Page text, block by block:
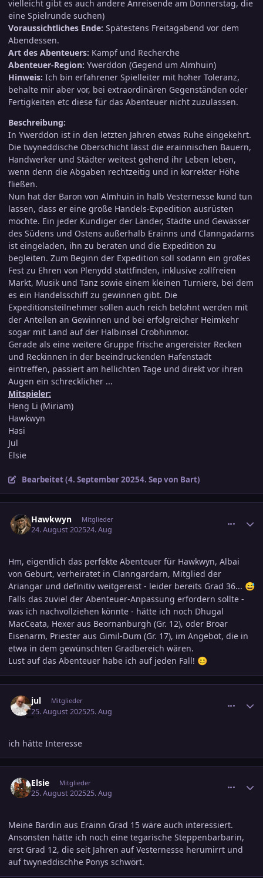
vielleicht gibt es auch andere Anreisende am Donnerstag, die
eine Spielrunde suchen)
Voraussichtliches Ende: Spätestens Freitagabend vor dem
Abendessen.
Art des Abenteuers: Kampf und Recherche
Abenteuer-Region: Ywerddon (Gegend um Almhuin)
Hinweis: Ich bin erfahrener Spielleiter mit hoher Toleranz,
behalte mir aber vor, bei extraordinären Gegenständen oder
Fertigkeiten etc diese für das Abenteuer nicht zuzulassen.
Beschreibung:
In Ywerddon ist in den letzten Jahren etwas Ruhe eingekehrt.
Die twyneddische Oberschicht lässt die erainnischen Bauern,
Handwerker und Städter weitest gehend ihr Leben leben,
wenn denn die Abgaben rechtzeitig und in korrekter Höhe
fließen.
Nun hat der Baron von Almhuin in halb Vesternesse kund tun
lassen, dass er eine große Handels-Expedition ausrüsten
möchte. Ein jeder Kundiger der Länder, Städte und Gewässer
des Südens und Ostens außerhalb Erainns und Clanngadarns
ist eingeladen, ihn zu beraten und die Expedition zu
begleiten. Zum Beginn der Expedition soll sodann ein großes
Fest zu Ehren von Plenydd stattfinden, inklusive zollfreien
Markt, Musik und Tanz sowie einem kleinen Turniere, bei dem
es ein Handelsschiff zu gewinnen gibt. Die
Expeditionsteilnehmer sollen auch reich belohnt werden mit
der Anteilen an Gewinnen und bei erfolgreicher Heimkehr
sogar mit Land auf der Halbinsel Crobhinmor.
Gerade als eine weitere Gruppe frische angereister Recken
und Reckinnen in der beeindruckenden Hafenstadt
eintreffen, passiert am hellichten Tage und direkt vor ihren
Augen ein schrecklicher ...
Mitspieler:
Heng Li (Miriam)
Hawkwyn
Hasi
Jul
Elsie
Bearbeitet (4. September 20254. Sepvon Bart)
Hawkwyn Mitglieder
24. August 202524. Aug
Hm, eigentlich das perfekte Abenteuer für Hawkwyn, Albai
von Geburt, verheiratet in Clanngardarn, Mitglied der
Ariangar und definitiv weitgereist - leider bereits Grad 36... 😅
Falls das zuviel der Abenteuer-Anpassung erfordern sollte -
was ich nachvollziehen könnte - hätte ich noch Dhugal
MacCeata, Hexer aus Beornanburgh (Gr. 12), oder Broar
Eisenarm, Priester aus Gimil-Dum (Gr. 17), im Angebot, die in
etwa in dem gewünschten Gradbereich wären.
Lust auf das Abenteuer habe ich auf jeden Fall! 😊
jul Mitglieder
25. August 202525. Aug
ich hätte Interesse
Elsie Mitglieder
25. August 202525. Aug
Meine Bardin aus Erainn Grad 15 wäre auch interessiert.
Ansonsten hätte ich noch eine tegarische Steppenbarbarin,
erst Grad 12, die seit Jahren auf Vesternesse herumirrt und
auf twyneddischhe Ponys schwört.